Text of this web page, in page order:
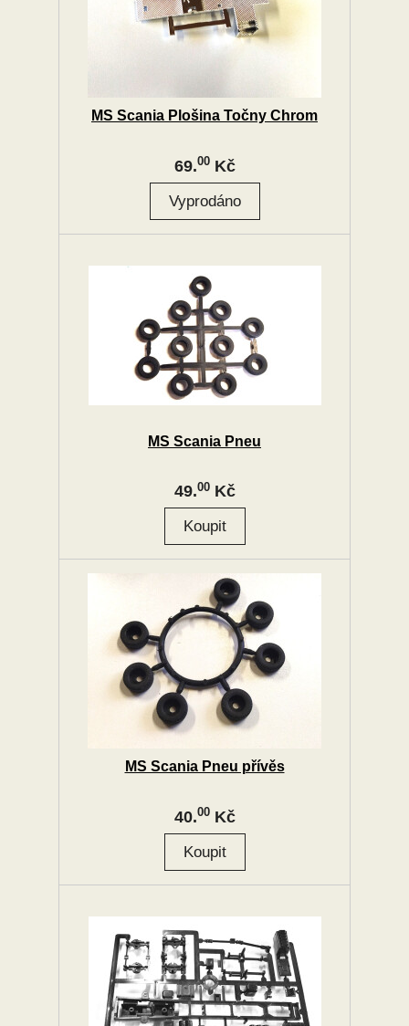
MS Scania Plošina Točny Chrom
69.00Kč
MS Scania Pneu
49.00Kč
MS Scania Pneu přívěs
40.00Kč